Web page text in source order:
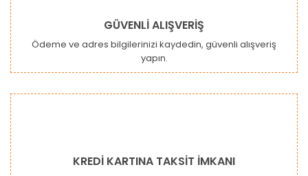
Gönder
GÜVENLİ ALIŞVERİŞ
Ödeme ve adres bilgilerinizi kaydedin, güvenli alışveriş
yapın.
KREDİ KARTINA TAKSİT İMKANI